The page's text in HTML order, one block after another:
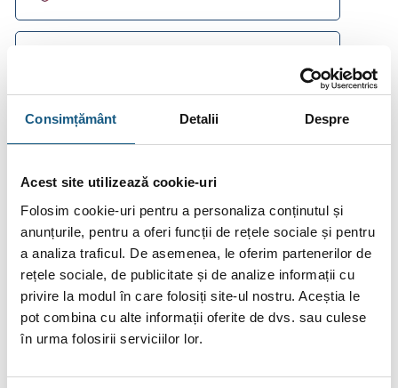
Consimțământ Detalii Despre
Acest site utilizează cookie-uri
Folosim cookie-uri pentru a personaliza conținutul și
anunțurile, pentru a oferi funcții de rețele sociale și pentru
a analiza traficul. De asemenea, le oferim partenerilor de
rețele sociale, de publicitate și de analize informații cu
privire la modul în care folosiți site-ul nostru. Aceștia le
pot combina cu alte informații oferite de dvs. sau culese
în urma folosirii serviciilor lor.
Cere Ofertă Preț
Ai olistă de materialeprimită de la instalator?
Trimite-ne o
cerere de ofertă acum! Cere Ofertă
Plata în Rate prin Credit Instant